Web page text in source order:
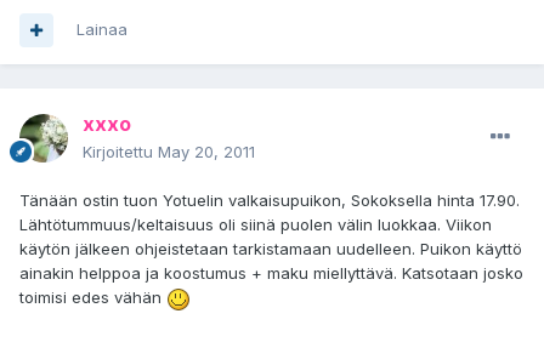
Lainaa
xxxo
Kirjoitettu May 20, 2011
Tänään ostin tuon Yotuelin valkaisupuikon, Sokoksella hinta 17.90.
Lähtötummuus/keltaisuus oli siinä puolen välin luokkaa. Viikon
käytön jälkeen ohjeistetaan tarkistamaan uudelleen. Puikon käyttö
ainakin helppoa ja koostumus + maku miellyttävä. Katsotaan josko
toimisi edes vähän